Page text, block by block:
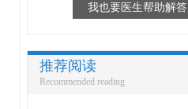
我也要医生帮助解答
推荐阅读
Recommended reading